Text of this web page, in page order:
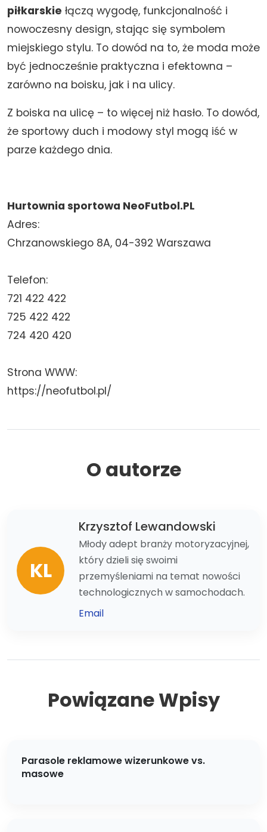
piłkarskie łączą wygodę, funkcjonalność i
nowoczesny design, stając się symbolem
miejskiego stylu. To dowód na to, że moda może
być jednocześnie praktyczna i efektowna –
zarówno na boisku, jak i na ulicy.
Z boiska na ulicę – to więcej niż hasło. To dowód,
że sportowy duch i modowy styl mogą iść w
parze każdego dnia.
Hurtownia sportowa NeoFutbol.PL
Adres:
Chrzanowskiego 8A, 04-392 Warszawa
Telefon:
721 422 422
725 422 422
724 420 420
Strona WWW:
https://neofutbol.pl/
O autorze
KL
Krzysztof Lewandowski
Młody adept branży motoryzacyjnej,
który dzieli się swoimi
przemyśleniami na temat nowości
technologicznych w samochodach.
Email
Powiązane Wpisy
Parasole reklamowe wizerunkowe vs.
masowe